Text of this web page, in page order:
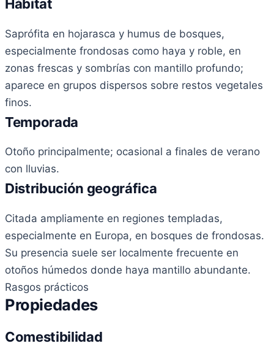
Hábitat
Saprófita en hojarasca y humus de bosques,
especialmente frondosas como haya y roble, en
zonas frescas y sombrías con mantillo profundo;
aparece en grupos dispersos sobre restos vegetales
finos.
Temporada
Otoño principalmente; ocasional a finales de verano
con lluvias.
Distribución geográfica
Citada ampliamente en regiones templadas,
especialmente en Europa, en bosques de frondosas.
Su presencia suele ser localmente frecuente en
otoños húmedos donde haya mantillo abundante.
Rasgos prácticos
Propiedades
Comestibilidad